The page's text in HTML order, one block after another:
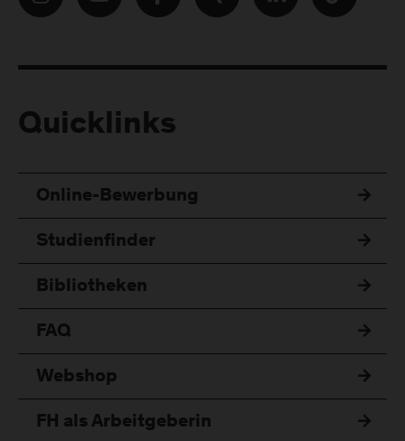
Quicklinks
Online-Bewerbung
Studienfinder
Bibliotheken
FAQ
Webshop
FH als Arbeitgeberin